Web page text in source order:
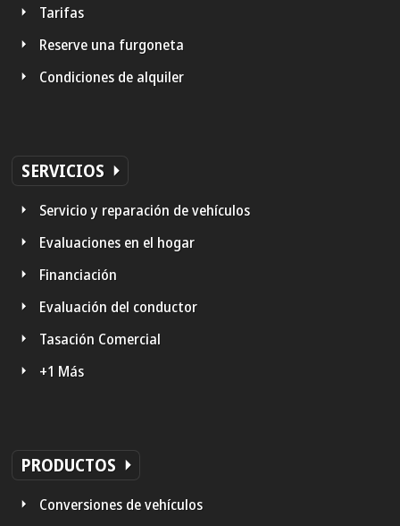
Tarifas
Reserve una furgoneta
Condiciones de alquiler
SERVICIOS
Servicio y reparación de vehículos
Evaluaciones en el hogar
Financiación
Evaluación del conductor
Tasación Comercial
+1 Más
PRODUCTOS
Conversiones de vehículos